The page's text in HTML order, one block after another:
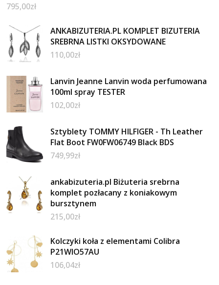
795,00zł
ANKABIZUTERIA.PL KOMPLET BIZUTERIA
SREBRNA LISTKI OKSYDOWANE
110,00zł
Lanvin Jeanne Lanvin woda perfumowana
100ml spray TESTER
102,00zł
Sztyblety TOMMY HILFIGER - Th Leather
Flat Boot FW0FW06749 Black BDS
749,99zł
ankabizuteria.pl Biżuteria srebrna
komplet pozłacany z koniakowym
bursztynem
215,00zł
Kolczyki koła z elementami Colibra
P21WIO57AU
106,04zł